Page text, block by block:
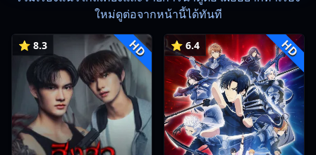
ใหม่ดูต่อจากหน้านี้ได้ทันที
⭐ 8.3 HD ⭐ 6.4 HD